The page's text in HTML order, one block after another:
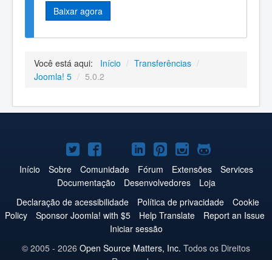
Baixar agora
Você está aqui: Início / Transferências /
Joomla! 5 / 5.0.2
Joomla!
no
Twitter
Joomla!
no
Facebook
Joomla!
no
YouTube
Joomla!
no
LinkedIn
Joomla!
no
Pinterest
Joomla!
no
Instagram
Joomla!
no
GitHub
Início Sobre Comunidade Fórum Extensões
Services
Documentação
Desenvolvedores
Loja
Declaração de acessibilidade
Política de privacidade
Cookie
Policy
Sponsor Joomla! with $5 Help Translate
Report an Issue
Iniciar sessão
© 2005 - 2026 Open Source Matters, Inc. Todos os Direitos